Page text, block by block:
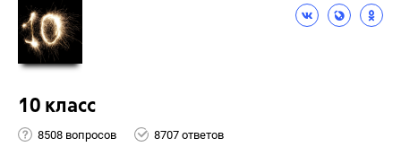
10 класс
8508 вопросов 8707 ответов